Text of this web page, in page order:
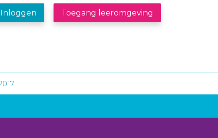
Inloggen Toegang leeromgeving